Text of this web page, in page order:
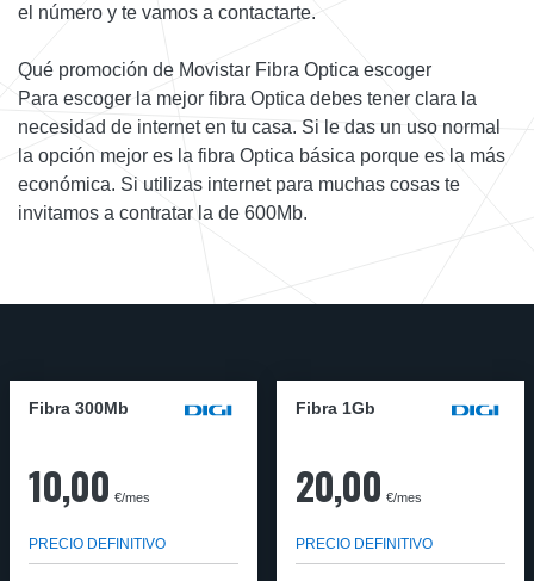
el número y te vamos a contactarte.
Qué promoción de Movistar Fibra Optica escoger
Para escoger la mejor fibra Optica debes tener clara la
necesidad de internet en tu casa. Si le das un uso normal
la opción mejor es la fibra Optica básica porque es la más
económica. Si utilizas internet para muchas cosas te
invitamos a contratar la de 600Mb.
Fibra 300Mb
10,00 €/mes
PRECIO DEFINITIVO
Fibra 1Gb
20,00 €/mes
PRECIO DEFINITIVO